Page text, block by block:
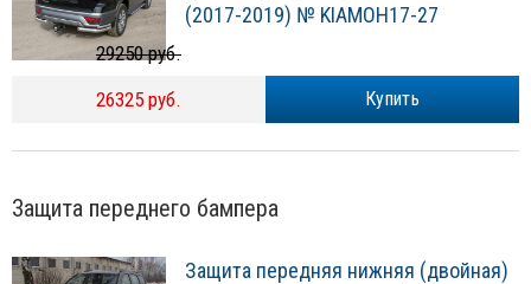
(2017-2019) № KIAMOH17-27
Купить
29250 руб.
26325 руб.
Защита переднего бампера
Защита передняя нижняя (двойная)